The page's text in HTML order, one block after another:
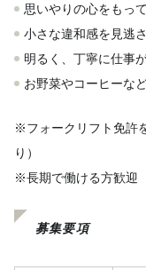
思いやりの心をもっ
小さな違和感を見逃
明るく、丁寧に仕事
お野菜やコーヒーな
※フォークリフト免許
り）
※長期で働ける方歓迎
募集要項